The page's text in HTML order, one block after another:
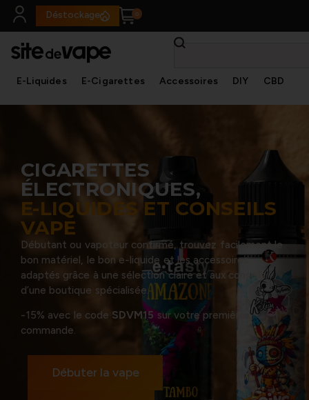
Panneau de gestion des cookies
Déstockage
E-Liquides E-Cigarettes Accessoires DIY CBD
✕
CIGARETTES
ÉLECTRONIQUES,
E-LIQUIDES ET CONSEILS
VAPE
Débutant ou vapoteur confirmé, trouvez facilement le
bon matériel, le bon e-liquide et les accessoires
adaptés grâce à une sélection claire et aux conseils
d’une boutique spécialisée.
-15% avec le code SDVM15 sur votre première
commande.
Débuter la vape